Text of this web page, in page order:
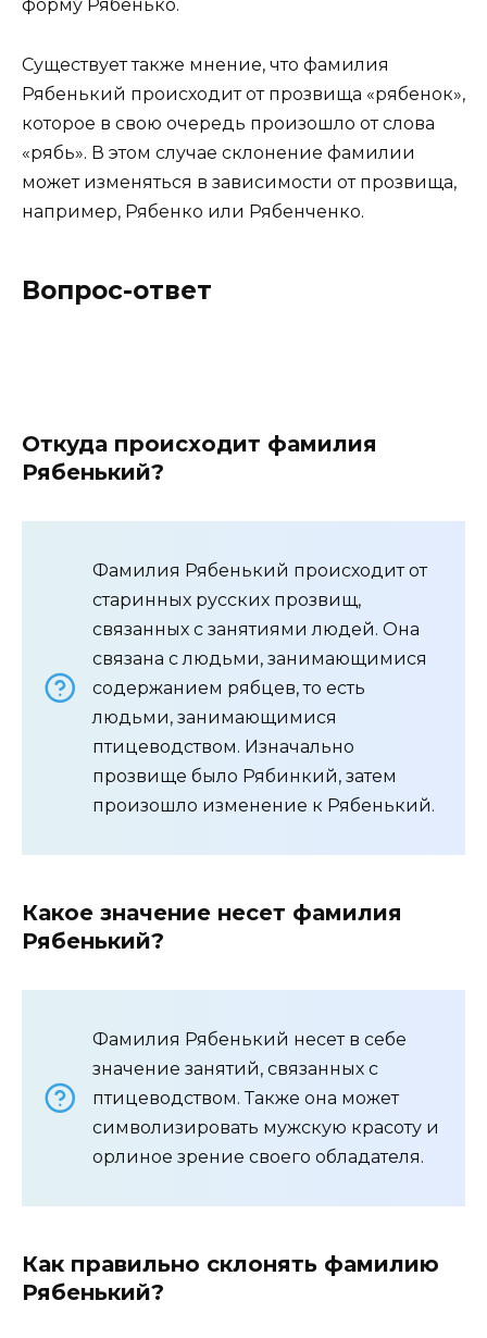
форму Рябенько.
Существует также мнение, что фамилия
Рябенький происходит от прозвища «рябенок»,
которое в свою очередь произошло от слова
«рябь». В этом случае склонение фамилии
может изменяться в зависимости от прозвища,
например, Рябенко или Рябенченко.
Вопрос-ответ
Откуда происходит фамилия
Рябенький?
Фамилия Рябенький происходит от
старинных русских прозвищ,
связанных с занятиями людей. Она
связана с людьми, занимающимися
содержанием рябцев, то есть
людьми, занимающимися
птицеводством. Изначально
прозвище было Рябинкий, затем
произошло изменение к Рябенький.
Какое значение несет фамилия
Рябенький?
Фамилия Рябенький несет в себе
значение занятий, связанных с
птицеводством. Также она может
символизировать мужскую красоту и
орлиное зрение своего обладателя.
Как правильно склонять фамилию
Рябенький?